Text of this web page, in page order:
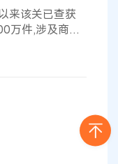
来该关已查获
万件,涉及商品
箱包等为主,涉
目的地为主,以